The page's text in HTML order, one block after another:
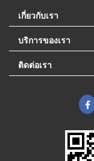
เกี่ยวกับเรา
บริการของเรา
ติดต่อเรา